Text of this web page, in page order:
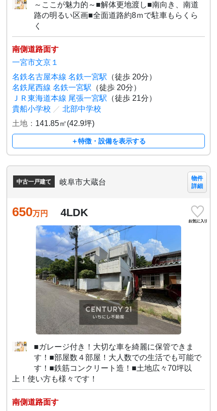
～ここが魅力的～■解体更地渡し■南向き、南道
路の明るい区画■全面道路約8ｍで駐車もらくら
く
南側道路面す
一宮市文京１
名鉄名古屋本線 名鉄一宮駅 （徒歩 20分）
名鉄尾西線 名鉄一宮駅 （徒歩 20分）
ＪＲ東海道本線 尾張一宮駅 （徒歩 21分）
貴船小学校 ／ 北部中学校
土地： 141.85㎡(42.9坪)
＋特徴・設備を表示する
中古一戸建て 岐阜市大蔵台
物件
詳細
650万円 4LDK
■ガレージ付き！大切な車を綺麗に保管できま
す！■部屋数４部屋！大人数での生活でも可能で
す！■鉄筋コンクリート造！■土地広々70坪以
上！使い方も様々です！
南側道路面す